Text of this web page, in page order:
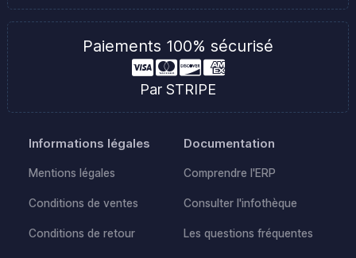
Paiements 100% sécurisé
Par STRIPE
Informations légales
Mentions légales
Conditions de ventes
Conditions de retour
Documentation
Comprendre l'ERP
Consulter l'infothèque
Les questions fréquentes